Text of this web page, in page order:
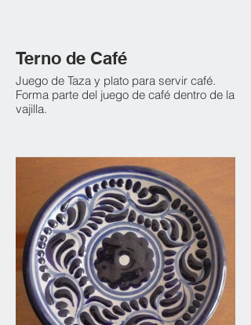
Terno de Café
Juego de Taza y plato para servir café.
Forma parte del juego de café dentro de la
vajilla.